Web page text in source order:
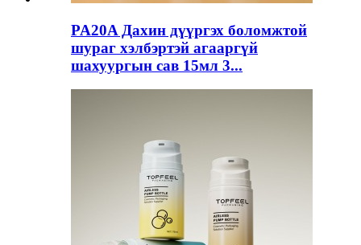
PA20A Дахин дүүргэх боломжтой
шураг хэлбэртэй агааргүй
шахуургын сав 15мл 3...